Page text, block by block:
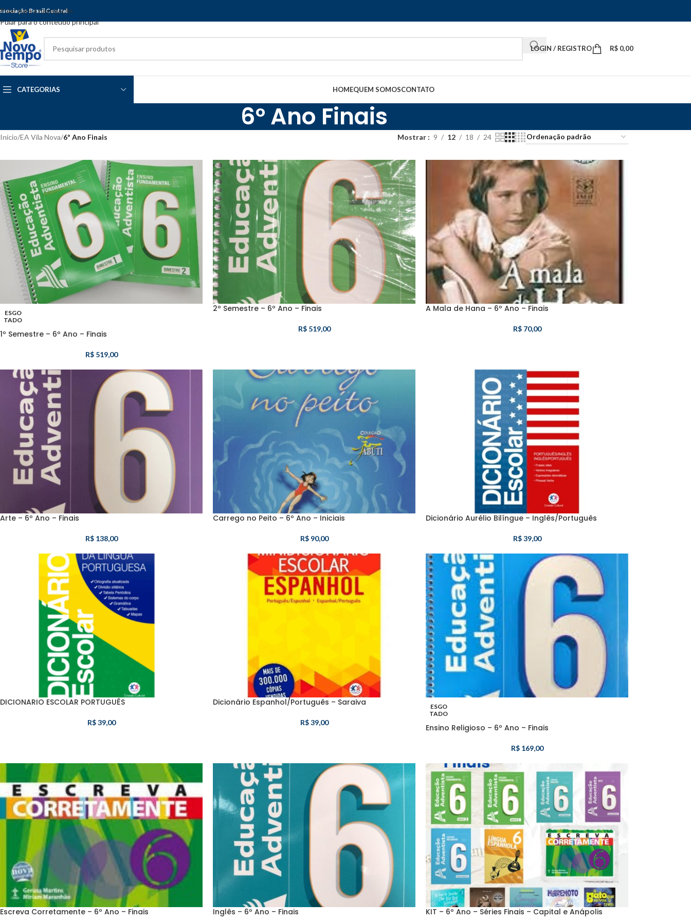
Pular para a navegação
Pular para o conteúdo principal
Brasil Central
LOGIN / REGISTRO R$ 0,00
CATEGORIAS HOMEQUEM SOMOSCONTATO
6º Ano Finais
Início/EA Vila Nova/6º Ano Finais Mostrar 9 12 18 24
ESGO
TADO
1º Semestre – 6º Ano – Finais
R$519,00
2º Semestre – 6º Ano – Finais
R$519,00
A Mala de Hana – 6º Ano – Finais
R$70,00
Arte – 6º Ano – Finais
R$138,00
Carrego no Peito – 6º Ano – Iniciais
R$90,00
Dicionário Aurélio Bilíngue – Inglês/Português
R$39,00
DICIONARIO ESCOLAR PORTUGUÊS
R$39,00
Dicionário Espanhol/Português – Saraiva
R$39,00
ESGO
TADO
Ensino Religioso – 6º Ano – Finais
R$169,00
Escreva Corretamente – 6º Ano – Finais Inglês – 6º Ano – Finais KIT – 6º Ano – Séries Finais – Capital e Anápolis